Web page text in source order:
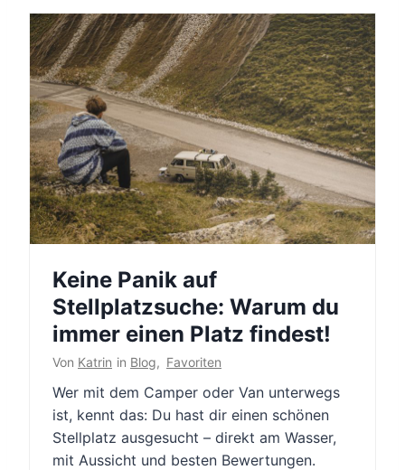
Keine Panik auf
Stellplatzsuche: Warum du
immer einen Platz findest!
Von Katrin in Blog, Favoriten
Wer mit dem Camper oder Van unterwegs
ist, kennt das: Du hast dir einen schönen
Stellplatz ausgesucht – direkt am Wasser,
mit Aussicht und besten Bewertungen.